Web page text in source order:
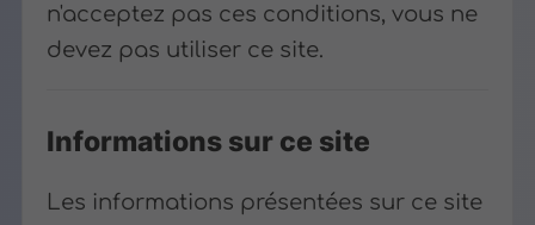
n'acceptez pas ces conditions, vous ne
devez pas utiliser ce site.
Informations sur ce site
Les informations présentées sur ce site